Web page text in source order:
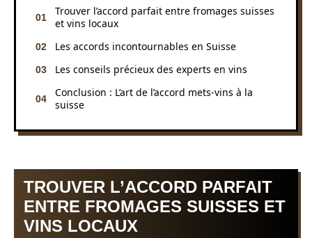
Trouver l’accord parfait entre fromages suisses
et vins locaux
Les accords incontournables en Suisse
Les conseils précieux des experts en vins
Conclusion : L’art de l’accord mets-vins à la
suisse
TROUVER L’ACCORD PARFAIT
ENTRE FROMAGES SUISSES ET
VINS LOCAUX